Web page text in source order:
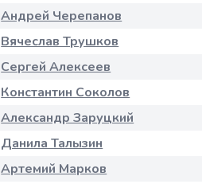
Андрей Черепанов
Вячеслав Трушков
Сергей Алексеев
Константин Соколов
Александр Заруцкий
Данила Талызин
Артемий Марков